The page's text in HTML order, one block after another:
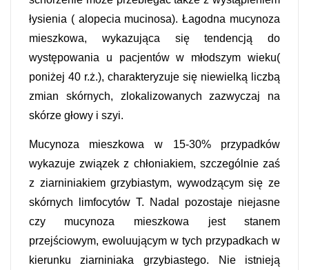
łysienia ( alopecia mucinosa). Łagodna mucynoza
mieszkowa, wykazująca się tendencją do
występowania u pacjentów w młodszym wieku(
poniżej 40 r.ż.), charakteryzuje się niewielką liczbą
zmian skórnych, zlokalizowanych zazwyczaj na
skórze głowy i szyi.
Mucynoza mieszkowa w 15-30% przypadków
wykazuje związek z chłoniakiem, szczególnie zaś
z ziarniniakiem grzybiastym, wywodzącym się ze
skórnych limfocytów T. Nadal pozostaje niejasne
czy mucynoza mieszkowa jest stanem
przejściowym, ewoluującym w tych przypadkach w
kierunku ziarniniaka grzybiastego. Nie istnieją